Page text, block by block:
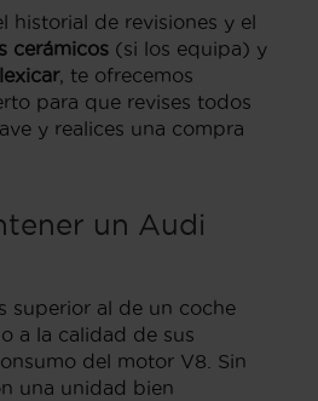
historial de revisiones y el
cerámicos (si los equipa) y
, te ofrecemos
para que revises todos
y realices una compra
un Audi
superior al de un coche
a la calidad de sus
del motor V8. Sin
una unidad bien